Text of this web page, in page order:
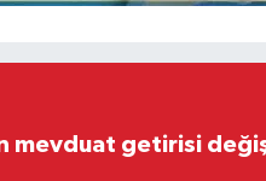
mevduat getirisi